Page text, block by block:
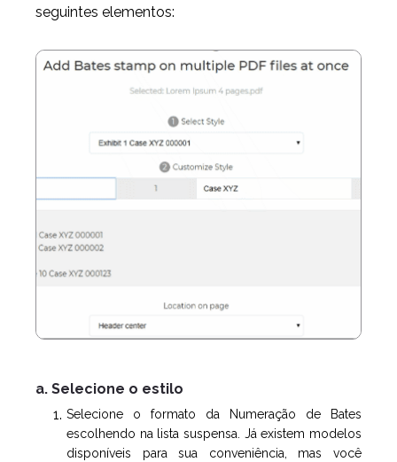
seguintes elementos:
a. Selecione o estilo
Selecione o formato da Numeração de Bates
escolhendo na lista suspensa. Já existem modelos
disponíveis para sua conveniência, mas você